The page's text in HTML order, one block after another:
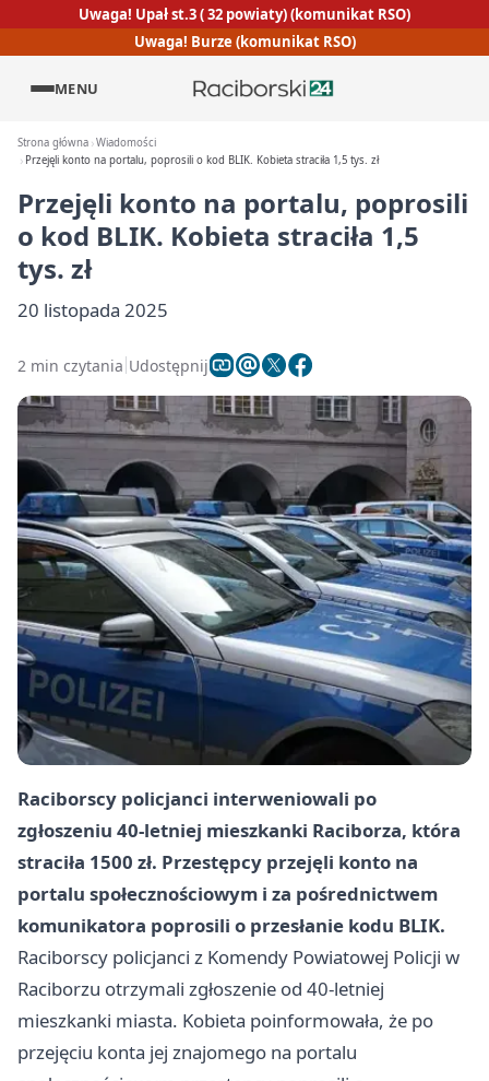
Uwaga! Upał st.3 ( 32 powiaty) (komunikat RSO)
Uwaga! Burze (komunikat RSO)
MENU
Strona główna Wiadomości
Przejęli konto na portalu, poprosili o kod BLIK. Kobieta straciła 1,5 tys. zł
Przejęli konto na portalu, poprosili
o kod BLIK. Kobieta straciła 1,5
tys. zł
20 listopada 2025
2 min czytania Udostępnij
Raciborscy policjanci interweniowali po
zgłoszeniu 40‑letniej mieszkanki Raciborza, która
straciła 1500 zł. Przestępcy przejęli konto na
portalu społecznościowym i za pośrednictwem
komunikatora poprosili o przesłanie kodu BLIK.
Raciborscy policjanci z Komendy Powiatowej Policji w
Raciborzu otrzymali zgłoszenie od 40‑letniej
mieszkanki miasta. Kobieta poinformowała, że po
przejęciu konta jej znajomego na portalu